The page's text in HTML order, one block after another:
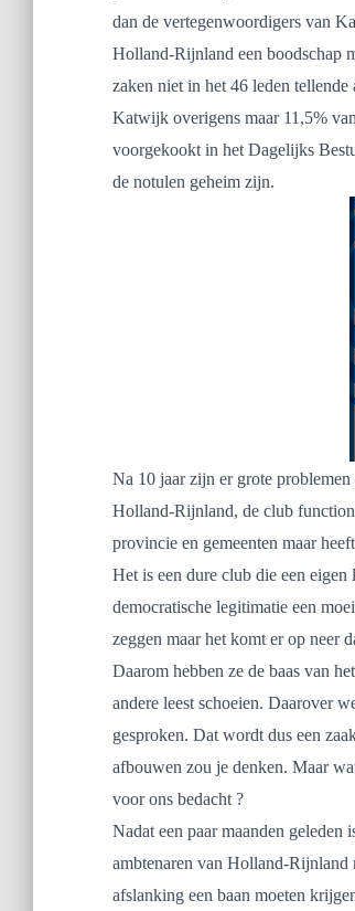
dan de vertegenwoordigers van
Holland-Rijnland een boodschap
zaken niet in het 46 leden
Katwijk overigens maar 11,5%
voorgekookt in het Dagelijks
de notulen geheim zijn.
Na 10 jaar zijn er grote problemen
Holland-Rijnland, de club
provincie en gemeenten maar
Het is een dure club die een eigen
democratische legitimatie een
zeggen maar het komt er op neer
Daarom hebben ze de baas van
andere leest schoeien. Daarover
gesproken. Dat wordt dus een
afbouwen zou je denken. Maar
voor ons bedacht ?
Nadat een paar maanden geleden
ambtenaren van Holland-Rijnland
afslanking een baan moeten